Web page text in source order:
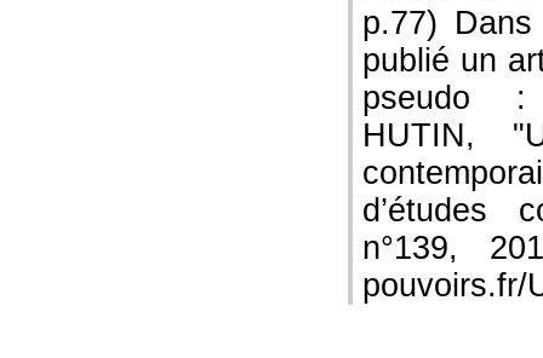
p.77)
publié un
pseudo :
HUTIN,
d’études
n°139,
pouvoirs.fr/